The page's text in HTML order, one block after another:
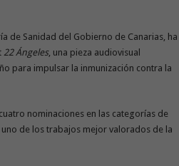
de Sanidad del Gobierno de Canarias, ha
22 Ángeles, una pieza audiovisual
para impulsar la inmunización contra la
nominaciones en las categorías de
de los trabajos mejor valorados de la